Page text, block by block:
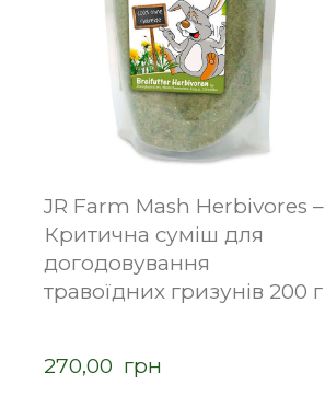
JR Farm Mash Herbivores –
Критична суміш для
догодовування
травоїдних гризунів 200 г
270,00  грн